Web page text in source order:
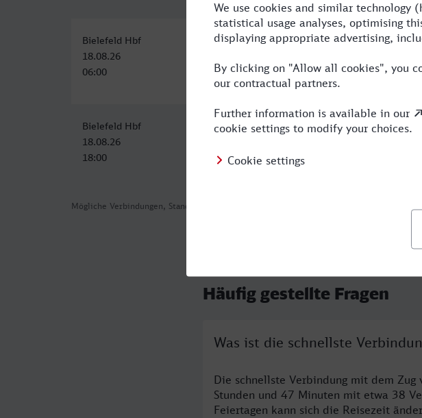
Mögliche Verbindungen, Stand: 2026-08-04 06:15
Bielefeld Hbf
18.08.26
06:00
Herne-Wanne-Eickel Hbf
07:53
1:53
Bielefeld Hbf
18.08.26
18:00
Herne-Wanne-Eickel Hbf
19:53
1:53
Häufig gestellte Fragen
Was ist die schnellste
Die schnellste Verbindung mit dem
Stunden und 47 Minuten mit etwa 38
Feiertagen kann sich die Reisezeit